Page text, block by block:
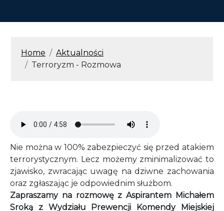
ŚCIEŻKA NAWIGACYJNA
Home
Aktualności
Terroryzm - Rozmowa
Nie można w 100% zabezpieczyć się przed atakiem
terrorystycznym. Lecz możemy zminimalizować to
zjawisko, zwracając uwagę na dziwne zachowania
oraz zgłaszając je odpowiednim służbom.
Zapraszamy na rozmowę z Aspirantem Michałem
Sroką z Wydziału Prewencji Komendy Miejskiej